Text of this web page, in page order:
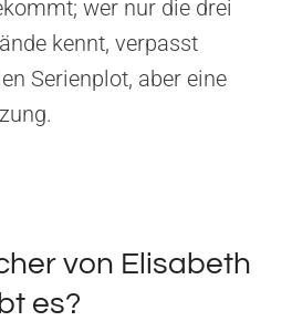
wer nur die drei
kennt, verpasst
Serienplot, aber eine
von Elisabeth
es?